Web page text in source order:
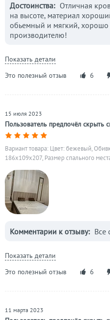
Достоинства: Отличная
на высоте, материал
обьемный и мягкий, хорошо
производителю!
Показать детали
Это полезный отзыв
6
Пользователь предпочёл скрыть
15 июля 2023
Вариант товара: Цвет: бежевый,
186x109x207, Размер спального
Комментарии к отзыву: Все
Показать детали
Это полезный отзыв
6
11 марта 2023